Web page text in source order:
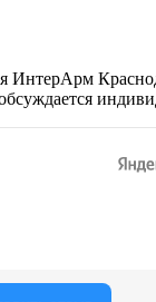
ИнтерАрм